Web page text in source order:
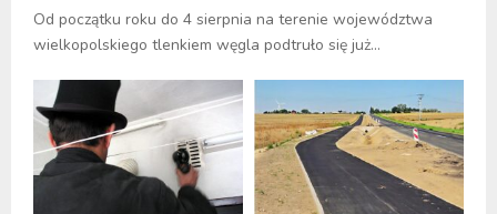
Od początku roku do 4 sierpnia na terenie województwa
wielkopolskiego tlenkiem węgla podtruło się już...